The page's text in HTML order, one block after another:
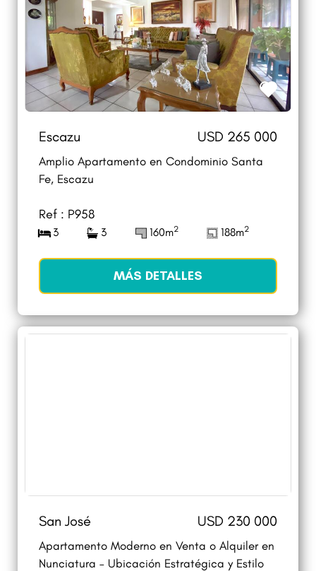
Escazu USD 265 000
Amplio Apartamento en Condominio Santa
Fe, Escazu
Ref : P958
3 3 160m2 188m2
MÁS DETALLES
San José USD 230 000
Apartamento Moderno en Venta o Alquiler en
Nunciatura – Ubicación Estratégica y Estilo